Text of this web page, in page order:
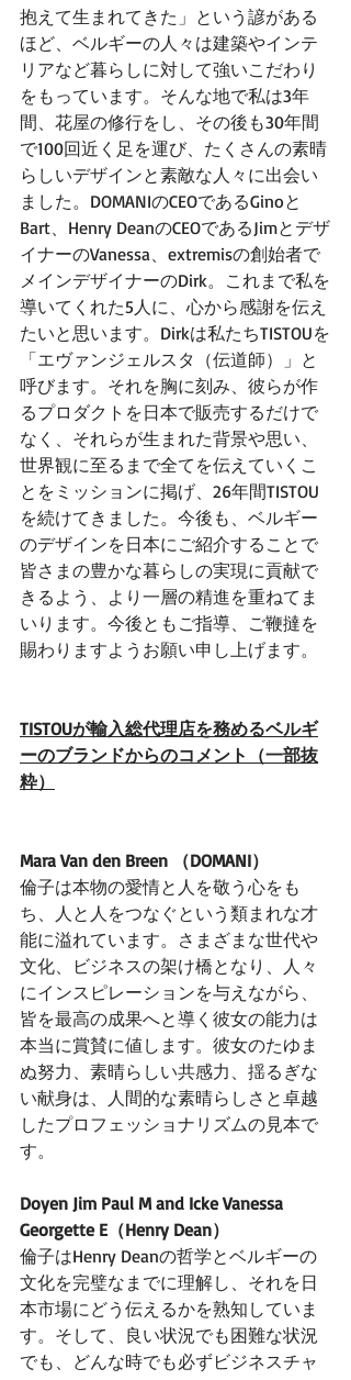
抱えて生まれてきた」という諺がある
ほど、ベルギーの人々は建築やインテ
リアなど暮らしに対して強いこだわり
をもっています。そんな地で私は3年
間、花屋の修行をし、その後も30年間
で100回近く足を運び、たくさんの素晴
らしいデザインと素敵な人々に出会い
ました。DOMANIのCEOであるGinoと
Bart、Henry DeanのCEOであるJimとデザ
イナーのVanessa、extremisの創始者で
メインデザイナーのDirk。これまで私を
導いてくれた5人に、心から感謝を伝え
たいと思います。Dirkは私たちTISTOUを
「エヴァンジェルスタ（伝道師）」と
呼びます。それを胸に刻み、彼らが作
るプロダクトを日本で販売するだけで
なく、それらが生まれた背景や思い、
世界観に至るまで全てを伝えていくこ
とをミッションに掲げ、26年間TISTOU
を続けてきました。今後も、ベルギー
のデザインを日本にご紹介することで
皆さまの豊かな暮らしの実現に貢献で
きるよう、より一層の精進を重ねてま
いります。今後ともご指導、ご鞭撻を
賜わりますようお願い申し上げます。
TISTOUが輸入総代理店を務めるベルギ
ーのブランドからのコメント（一部抜
粋）
Mara Van den Breen （DOMANI）
倫子は本物の愛情と人を敬う心をも
ち、人と人をつなぐという類まれな才
能に溢れています。さまざまな世代や
文化、ビジネスの架け橋となり、人々
にインスピレーションを与えながら、
皆を最高の成果へと導く彼女の能力は
本当に賞賛に値します。彼女のたゆま
ぬ努力、素晴らしい共感力、揺るぎな
い献身は、人間的な素晴らしさと卓越
したプロフェッショナリズムの見本で
す。
Doyen Jim Paul M and Icke Vanessa
Georgette E（Henry Dean）
倫子はHenry Deanの哲学とベルギーの
文化を完璧なまでに理解し、それを日
本市場にどう伝えるかを熟知していま
す。そして、良い状況でも困難な状況
でも、どんな時でも必ずビジネスチャ